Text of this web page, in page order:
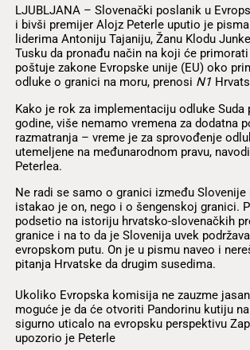
LJUBLJANA – Slovenački poslanik u
i bivši premijer Alojz Peterle uputio je
liderima Antoniju Tajaniju, Žanu Klodu
Tusku da pronađu način na koji će
poštuje zakone Evropske unije (EU) oko
odluke o granici na moru, prenosi N1
Kako je rok za implementaciju odluke Suda
godine, više nemamo vremena za dodatna
razmatranja – vreme je za sprovođenje
utemeljene na međunarodnom pravu,
Peterlea.
Ne radi se samo o granici između Slovenije
istakao je on, nego i o šengenskoj granici.
podsetio na istoriju hrvatsko-slovenačkih
granice i na to da je Slovenija uvek
evropskom putu. On je u pismu naveo i
pitanja Hrvatske da drugim susedima.
Ukoliko Evropska komisija ne zauzme
moguće je da će otvoriti Pandorinu kutiju
sigurno uticalo na evropsku perspektivu
upozorio je Peterle